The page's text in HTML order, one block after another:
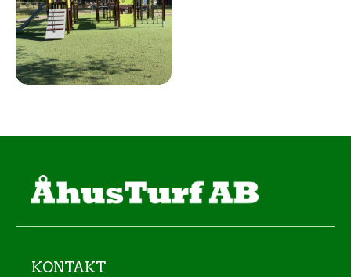
KONTAKT